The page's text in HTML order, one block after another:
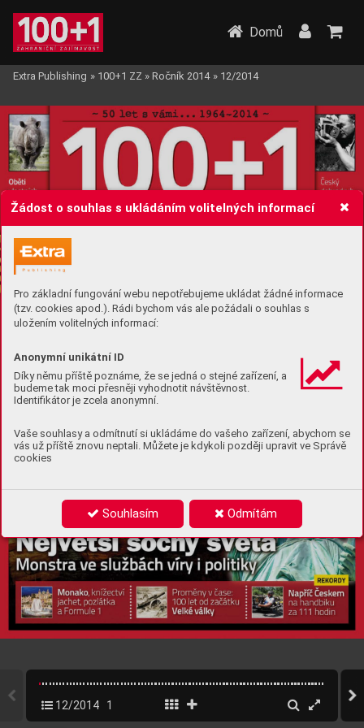
Žádost o souhlas s ukládáním volitelných informací
Pro základní fungování webu nepotřebujeme ukládat žádné informace
(tzv. cookies apod.). Rádi bychom vás ale požádali o souhlas s
uložením volitelných informací:
Anonymní unikátní ID
Díky němu příště poznáme, že se jedná o stejné zařízení, a
budeme tak moci přesněji vyhodnotit návštěvnost.
Identifikátor je zcela anonymní.
Vaše souhlasy a odmítnutí si ukládáme do vašeho zařízení, abychom se
vás už příště znovu neptali. Můžete je kdykoli později upravit ve Správě
cookies
Souhlasím Odmítám
Domů
Extra Publishing » 100+1 ZZ » Ročník 2014 » 12/2014
12/2014 1